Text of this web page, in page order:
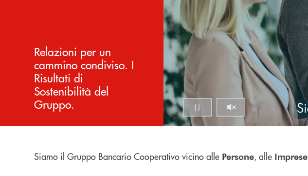
Relazioni per un
cammino condiviso. I
Risultati di
Sostenibilità del
Gruppo.
Pause
Volume off
Siamo il Gruppo Bancario Cooperativo vicino alle Persone, alle Imprese